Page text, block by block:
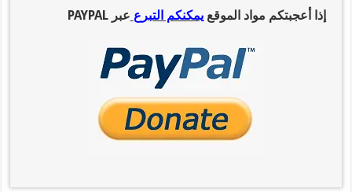
إذا أعجبتكم مواد الموقع يمكنكم التبرع عبر PAYPAL